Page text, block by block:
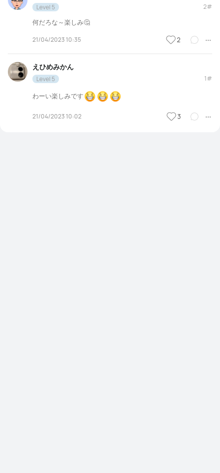
Level 5 2#
何だろな～楽しみ🤔
21/04/2023 10:35 2
えひめみかん
Level 5 1#
わーい楽しみです
21/04/2023 10:02 3